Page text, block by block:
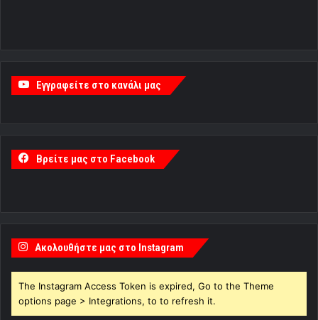
Εγγραφείτε στο κανάλι μας
Βρείτε μας στο Facebook
Ακολουθήστε μας στο Instagram
The Instagram Access Token is expired, Go to the Theme
options page > Integrations, to to refresh it.